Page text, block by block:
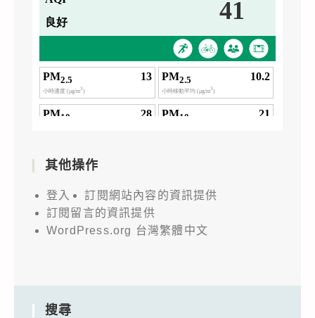
其他操作
登入
訂閱網站內容的資訊提供
訂閱留言的資訊提供
WordPress.org 台灣繁體中文
搜尋